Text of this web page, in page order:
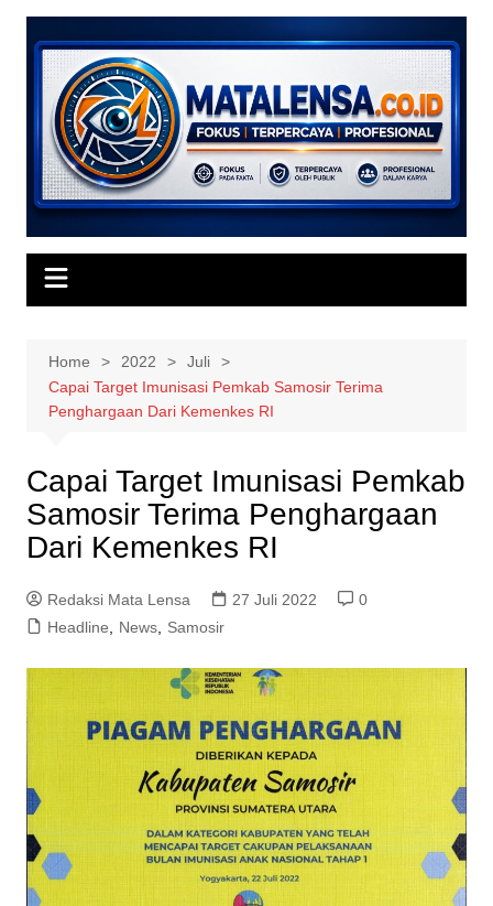
Skip
content
Home 2022
Juli
Capai Target Imunisasi Pemkab Samosir Terima
Penghargaan Dari Kemenkes RI
Capai Target Imunisasi Pemkab
Samosir Terima Penghargaan
Dari Kemenkes RI
Redaksi Mata Lensa 27 Juli 2022
0
Headline
News, Samosir